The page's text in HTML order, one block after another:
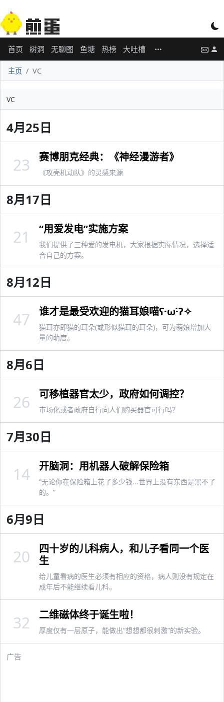
首页 树洞 无聊图 鱼塘 热榜 大吐槽
主页 VC
VC
4月25日
赛博朋克经典：《神经漫游者》
《攻壳机动队》的灵感来源
23
8月17日
“用爱发电”实施方案
我们提供了三种爱的发电机，大家根据实际情况，选择适
合自己的方案。
21
8月12日
谁才是最受欢迎的猫耳娘喵ʕ·̀ω·́ʔ✧
猫耳亦即猫的耳朵(或形似猫耳的耳朵)，可为萌娘增加大
量的萌度。
47
8月6日
可移植器官太少，政府如何调控？
市场化或者政府自行向人们购买器官可行吗？
26
7月30日
开脑洞：用机器人破解保险箱
“无论你在保险箱上花了多少钱...世界上没有东西是黑不了
的。”
14
6月9日
四十岁的儿科病人，和儿子看同一个医
生
给儿童看病的医生必须有相应的资格，病人则没有规定在
成年后不能继续看儿科。
20
二维磁体终于诞生啦！
厚度仅有一层原子，能做出“想想都很刺激”的新实验。
32
广告